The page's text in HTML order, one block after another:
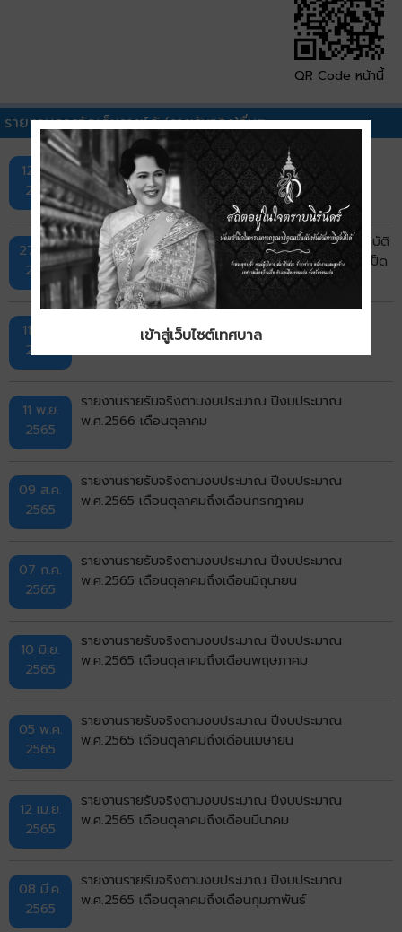
QR Code หน้านี้
รายงานการจัดเก็บรายได้ (รายรับจริง)อื่นๆ
12 ธ.ค.
2568
รายงานรายรับจริงตามงบประมาณ ปีงบประมาณ
พ.ศ.2568 เดือนตุลาคมถึงเดือนกันยายน
27 ต.ค.
2566
รายงานผลการจัดเก็บภาษี และปัญหาอุปสรรคในการปฏิบัติ
งาน ประจำปีงบประมาณ พ.ศ.2566 เทศบาลตำบลบ้านเป็ด
11 พ.ย.
2565
ปีงบประมาณ 2565 เทศบาลตำบลบ้านเป็ด
11 พ.ย.
2565
รายงานรายรับจริงตามงบประมาณ ปีงบประมาณ
พ.ศ.2566 เดือนตุลาคม
09 ส.ค.
2565
รายงานรายรับจริงตามงบประมาณ ปีงบประมาณ
พ.ศ.2565 เดือนตุลาคมถึงเดือนกรกฎาคม
07 ก.ค.
2565
รายงานรายรับจริงตามงบประมาณ ปีงบประมาณ
พ.ศ.2565 เดือนตุลาคมถึงเดือนมิถุนายน
10 มิ.ย.
2565
รายงานรายรับจริงตามงบประมาณ ปีงบประมาณ
พ.ศ.2565 เดือนตุลาคมถึงเดือนพฤษภาคม
05 พ.ค.
2565
รายงานรายรับจริงตามงบประมาณ ปีงบประมาณ
พ.ศ.2565 เดือนตุลาคมถึงเดือนเมษายน
12 เม.ย.
2565
รายงานรายรับจริงตามงบประมาณ ปีงบประมาณ
พ.ศ.2565 เดือนตุลาคมถึงเดือนมีนาคม
08 มี.ค.
2565
รายงานรายรับจริงตามงบประมาณ ปีงบประมาณ
พ.ศ.2565 เดือนตุลาคมถึงเดือนกุมภาพันธ์
เข้าสู่เว็บไซต์เทศบาล